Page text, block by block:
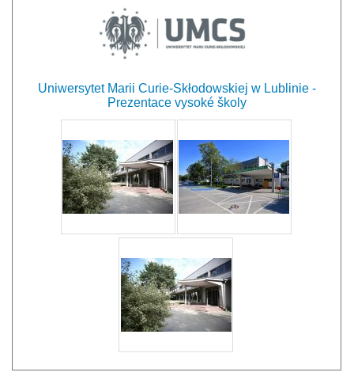
Uniwersytet Marii Curie-Skłodowskiej w Lublinie -
Prezentace vysoké školy